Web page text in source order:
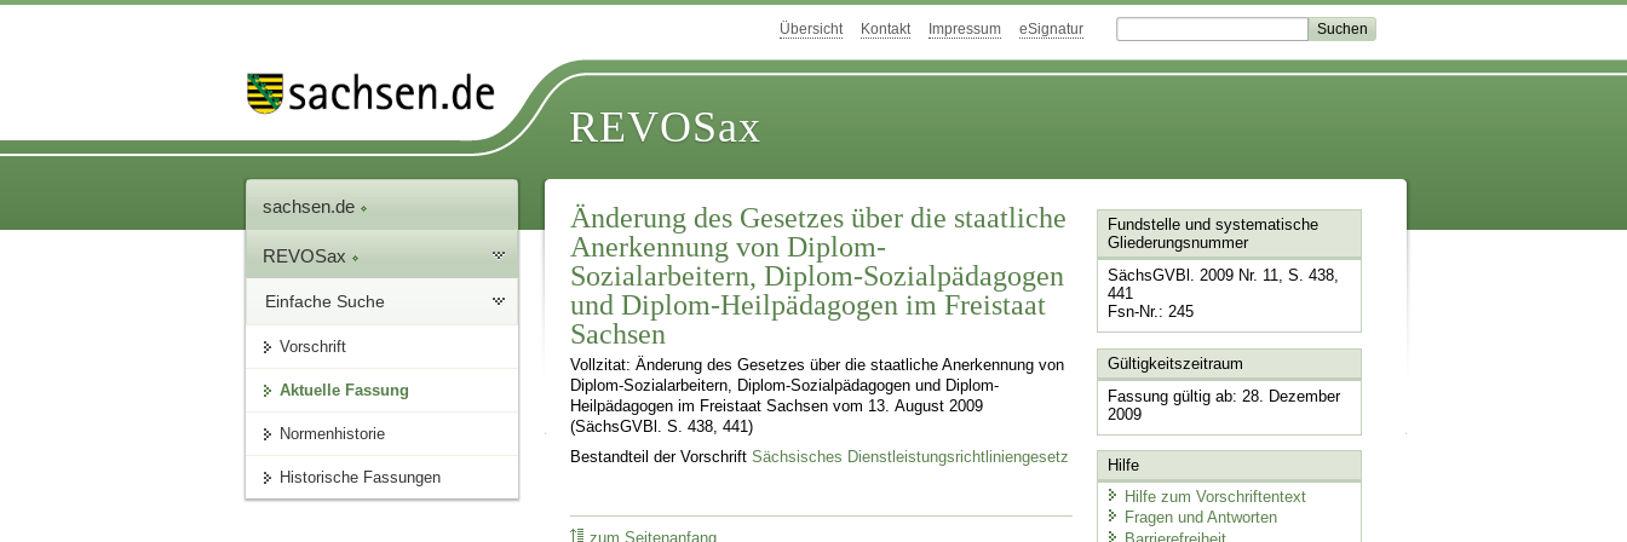
Übersicht Kontakt Impressum eSignatur
REVOSax
sachsen.de
REVOSax
Einfache Suche
Vorschrift
Aktuelle Fassung
Normenhistorie
Historische Fassungen
Änderung des Gesetzes über die staatliche
Anerkennung von Diplom-
Sozialarbeitern, Diplom-Sozialpädagogen
und Diplom-Heilpädagogen im Freistaat
Sachsen
Vollzitat: Änderung des Gesetzes über die staatliche Anerkennung von
Diplom-Sozialarbeitern, Diplom-Sozialpädagogen und Diplom-
Heilpädagogen im Freistaat Sachsen vom 13. August 2009
(SächsGVBl. S. 438, 441)
Bestandteil der VorschriftSächsisches Dienstleistungsrichtliniengesetz
zum Seitenanfang
Fundstelle und systematische
Gliederungsnummer
SächsGVBl. 2009 Nr. 11, S. 438,
441
Fsn-Nr.: 245
Gültigkeitszeitraum
Fassung gültig ab: 28. Dezember
2009
Hilfe
Hilfe zum Vorschriftentext
Fragen und Antworten